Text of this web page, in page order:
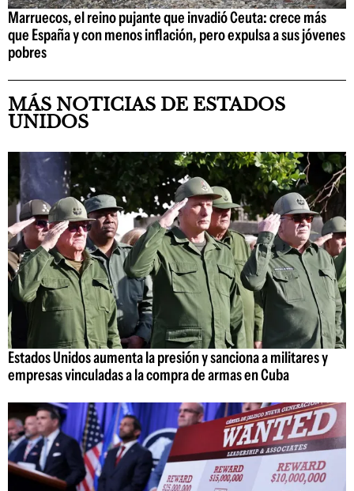
Marruecos, el reino pujante que invadió Ceuta: crece más
que España y con menos inflación, pero expulsa a sus jóvenes
pobres
MÁS NOTICIAS DE ESTADOS
UNIDOS
Estados Unidos aumenta la presión y sanciona a militares y
empresas vinculadas a la compra de armas en Cuba